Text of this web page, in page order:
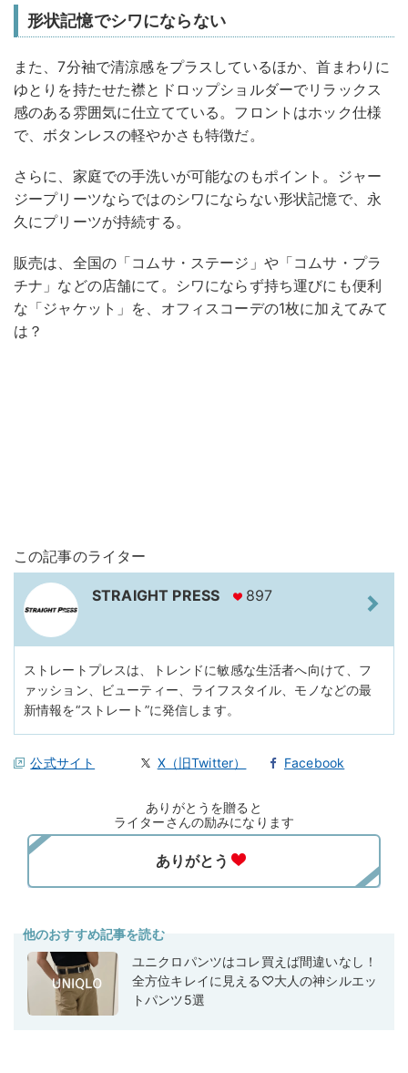
形状記憶でシワにならない
また、7分袖で清涼感をプラスしているほか、首まわりに
ゆとりを持たせた襟とドロップショルダーでリラックス
感のある雰囲気に仕立てている。フロントはホック仕様
で、ボタンレスの軽やかさも特徴だ。
さらに、家庭での手洗いが可能なのもポイント。ジャー
ジープリーツならではのシワにならない形状記憶で、永
久にプリーツが持続する。
販売は、全国の「コムサ・ステージ」や「コムサ・プラ
チナ」などの店舗にて。シワにならず持ち運びにも便利
な「ジャケット」を、オフィスコーデの1枚に加えてみて
は？
この記事のライター
STRAIGHT PRESS 897
ストレートプレスは、トレンドに敏感な生活者へ向けて、フ
ァッション、ビューティー、ライフスタイル、モノなどの最
新情報を“ストレート”に発信します。
公式サイト X（旧Twitter） Facebook
ありがとうを贈ると
ライターさんの励みになります
他のおすすめ記事を読む
ユニクロパンツはコレ買えば間違いなし！
全方位キレイに見える♡大人の神シルエッ
トパンツ5選